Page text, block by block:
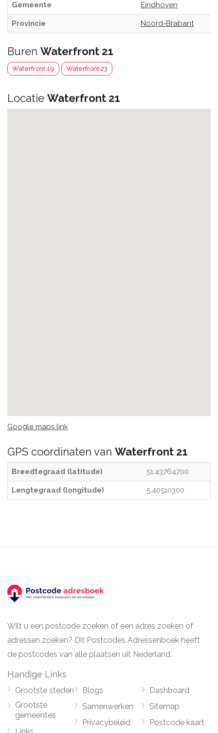
Gemeente Eindhoven
Provincie Noord-Brabant
Buren Waterfront 21
Waterfront 19 Waterfront 23
Locatie Waterfront 21
Google maps link
GPS coordinaten van Waterfront 21
Breedtegraad (latitude) 51.43764700
Lengtegraad (longitude) 5.40510300
Wilt u een postcode zoeken of een adres zoeken of
adressen zoeken? Dit Postcodes Adressenboek heeft
de postcodes van alle plaatsen uit Nederland.
Handige Links
Grootste steden
Grootste
gemeentes
Blogs
Samenwerken
Privacybeleid
Dashboard
Sitemap
Postcode kaart